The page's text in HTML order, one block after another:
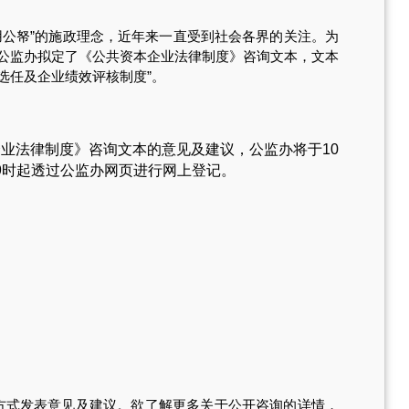
”的施政理念，近年来一直受到社会各界的关注。为
办拟定了《公共资本企业法律制度》咨询文本，文本
及企业绩效评核制度”。
律制度》咨询文本的意见及建议，公监办将于10
起透过公监办网页进行网上登记。
表意见及建议。欲了解更多关于公开咨询的详情，